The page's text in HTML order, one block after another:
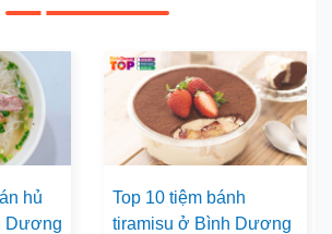
hủ
Dương
Top 10 tiệm bánh
tiramisu ở Bình Dương